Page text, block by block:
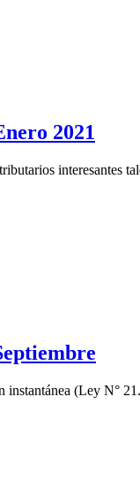
2021
interesantes
instantánea (Ley N°